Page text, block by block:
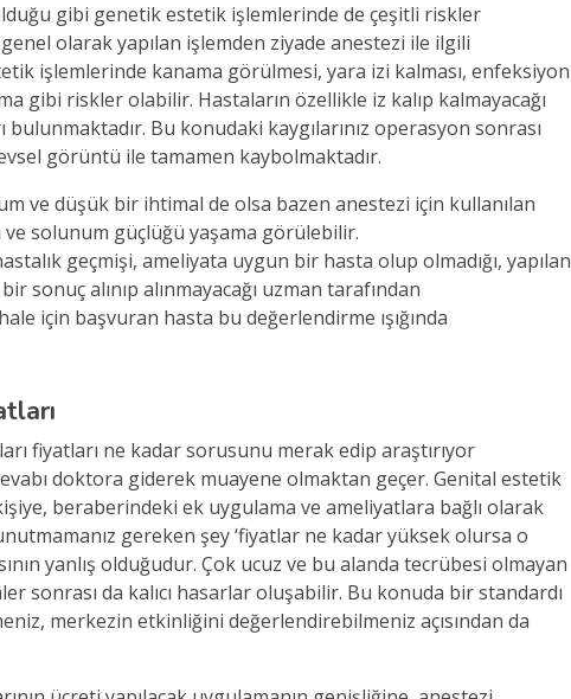
gibi genetik estetik işlemlerinde de çeşitli riskler
olarak yapılan işlemden ziyade anestezi ile ilgili
işlemlerinde kanama görülmesi, yara izi kalması, enfeksiyon
gibi riskler olabilir. Hastaların özellikle iz kalıp kalmayacağı
bulunmaktadır. Bu konudaki kaygılarınız operasyon sonrası
görüntü ile tamamen kaybolmaktadır.
ve düşük bir ihtimal de olsa bazen anestezi için kullanılan
solunum güçlüğü yaşama görülebilir.
geçmişi, ameliyata uygun bir hasta olup olmadığı, yapılan
sonuç alınıp alınmayacağı uzman tarafından
için başvuran hasta bu değerlendirme ışığında
fiyatları ne kadar sorusunu merak edip araştırıyor
doktora giderek muayene olmaktan geçer. Genital estetik
beraberindeki ek uygulama ve ameliyatlara bağlı olarak
gereken şey ‘fiyatlar ne kadar yüksek olursa o
yanlış olduğudur. Çok ucuz ve bu alanda tecrübesi olmayan
sonrası da kalıcı hasarlar oluşabilir. Bu konuda bir standardı
merkezin etkinliğini değerlendirebilmeniz açısından da